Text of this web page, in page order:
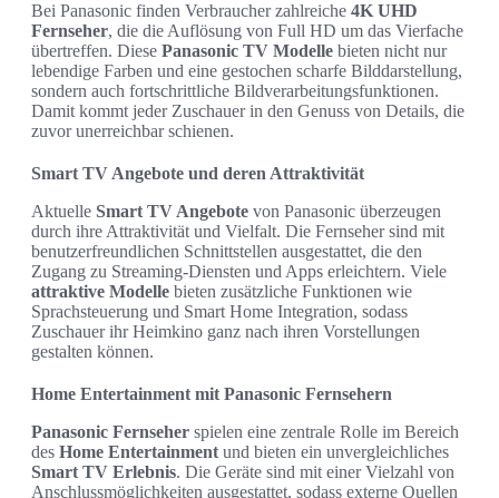
Bei Panasonic finden Verbraucher zahlreiche 4K UHD
Fernseher, die die Auflösung von Full HD um das Vierfache
übertreffen. Diese Panasonic TV Modelle bieten nicht nur
lebendige Farben und eine gestochen scharfe Bilddarstellung,
sondern auch fortschrittliche Bildverarbeitungsfunktionen.
Damit kommt jeder Zuschauer in den Genuss von Details, die
zuvor unerreichbar schienen.
Smart TV Angebote und deren Attraktivität
Aktuelle Smart TV Angebote von Panasonic überzeugen
durch ihre Attraktivität und Vielfalt. Die Fernseher sind mit
benutzerfreundlichen Schnittstellen ausgestattet, die den
Zugang zu Streaming-Diensten und Apps erleichtern. Viele
attraktive Modelle bieten zusätzliche Funktionen wie
Sprachsteuerung und Smart Home Integration, sodass
Zuschauer ihr Heimkino ganz nach ihren Vorstellungen
gestalten können.
Home Entertainment mit Panasonic Fernsehern
Panasonic Fernseher spielen eine zentrale Rolle im Bereich
des Home Entertainment und bieten ein unvergleichliches
Smart TV Erlebnis. Die Geräte sind mit einer Vielzahl von
Anschlussmöglichkeiten ausgestattet, sodass externe Quellen